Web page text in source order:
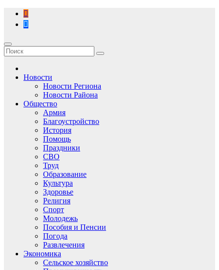
Перейти
содержимому
Новости
Новости Региона
Новости Района
Общество
Армия
Благоустройство
История
Помощь
Праздники
СВО
Труд
Образование
Культура
Здоровье
Религия
Спорт
Молодежь
Пособия и Пенсии
Погода
Развлечения
Экономика
Сельское хозяйство